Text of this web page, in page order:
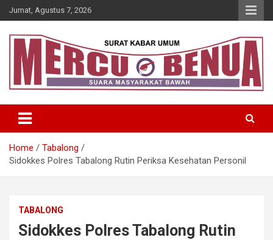
Skip
to
Jumat, Agustus 7, 2026
Mercu Benua
Home
Tabalong
Sidokkes Polres Tabalong Rutin Periksa Kesehatan Personil
TABALONG
Sidokkes Polres Tabalong Rutin